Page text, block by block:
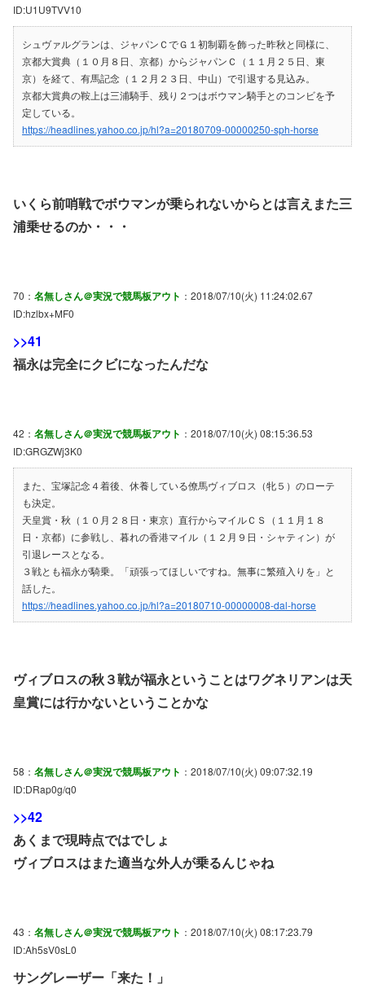
ID:U1U9TVV10
シュヴァルグランは、ジャパンＣでＧ１初制覇を飾った昨秋と同様に、
京都大賞典（１０月８日、京都）からジャパンＣ（１１月２５日、東
京）を経て、有馬記念（１２月２３日、中山）で引退する見込み。
京都大賞典の鞍上は三浦騎手、残り２つはボウマン騎手とのコンビを予
定している。
https://headlines.yahoo.co.jp/hl?a=20180709-00000250-sph-horse
いくら前哨戦でボウマンが乗られないからとは言えまた三
浦乗せるのか・・・
70： 名無しさん＠実況で競馬板アウト ：2018/07/10(火) 11:24:02.67
ID:hzlbx+MF0
>>41
福永は完全にクビになったんだな
42： 名無しさん＠実況で競馬板アウト ：2018/07/10(火) 08:15:36.53
ID:GRGZWj3K0
また、宝塚記念４着後、休養している僚馬ヴィブロス（牝５）のローテ
も決定。
天皇賞・秋（１０月２８日・東京）直行からマイルＣＳ（１１月１８
日・京都）に参戦し、暮れの香港マイル（１２月９日・シャティン）が
引退レースとなる。
３戦とも福永が騎乗。「頑張ってほしいですね。無事に繁殖入りを」と
話した。
https://headlines.yahoo.co.jp/hl?a=20180710-00000008-dal-horse
ヴィブロスの秋３戦が福永ということはワグネリアンは天
皇賞には行かないということかな
58： 名無しさん＠実況で競馬板アウト ：2018/07/10(火) 09:07:32.19
ID:DRap0g/q0
>>42
あくまで現時点ではでしょ
ヴィブロスはまた適当な外人が乗るんじゃね
43： 名無しさん＠実況で競馬板アウト ：2018/07/10(火) 08:17:23.79
ID:Ah5sV0sL0
サングレーザー「来た！」